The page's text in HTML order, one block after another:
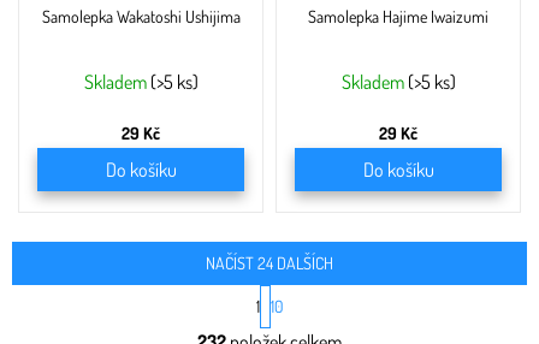
Samolepka Wakatoshi Ushijima
Skladem (>5 ks)
29 Kč
Do košíku
Samolepka Hajime Iwaizumi
Skladem (>5 ks)
29 Kč
Do košíku
O
NAČÍST 24 DALŠÍCH
S
t
r
1 10